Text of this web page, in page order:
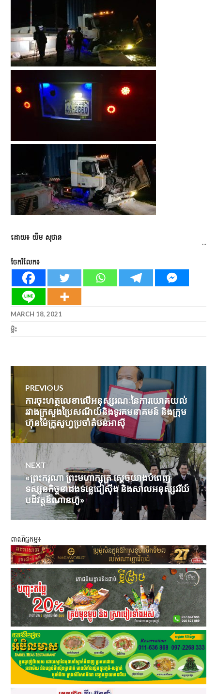
...
ដោយ៖ យឹម សុថាន
ចែករំលែក៖
MARCH 18, 2021
ម្លិះ
Post
navigation
PREVIOUS
Previous
post:
ការចុះហត្ថលេខាលើអនុស្សរណៈនៃការយោគយល់
រវាងក្រសួងប្រៃសណីយ៍និងទូរគមនាគមន៍ និងក្រុម
ហ៊ុនម៉ៃក្រូសូហ្វប្រចាំតំបន់អាស៊ី
NEXT
Next
post:
«ព្រះករុណា ព្រះមហាក្សត្រ ស្តេចយាងបំពេញ
ទស្សនកិច្ចនាដងទន្លេជៀសុីង និងសាលអនុស្សវរីយ៍
បដិវត្តន៍ណានហ៊ូ»
ពាណិជ្ជកម្ម៖